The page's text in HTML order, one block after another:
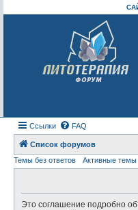
Ссылки FAQ
Список форумов
Темы без ответов
Активные темы
Это соглашение подробно